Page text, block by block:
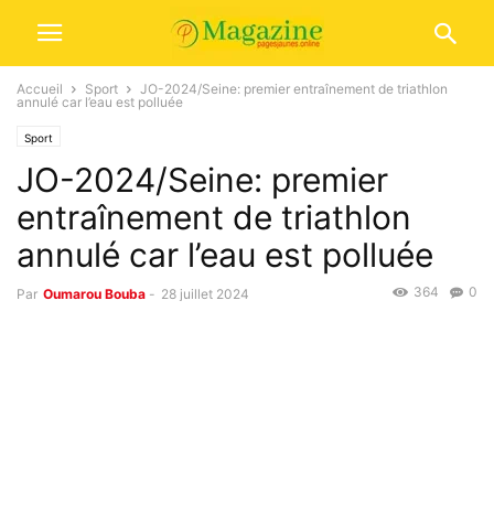
Accueil Sport
JO-2024/Seine: premier entraînement de triathlon
annulé car l’eau est polluée
Sport
JO-2024/Seine: premier
entraînement de triathlon
annulé car l’eau est polluée
Par Oumarou Bouba - 28 juillet 2024 0
364